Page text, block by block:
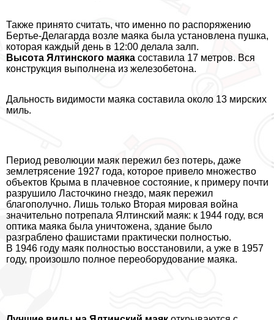
Также принято считать, что именно по распоряжению
Бертье-Делагарда возле маяка была установлена пушка,
которая каждый день в 12:00 делала залп.
Высота Ялтинского маяка составила 17 метров. Вся
конструкция выполнена из железобетона.
Дальность видимости маяка составила около 13 мирских
миль.
Период революции маяк пережил без потерь, даже
землетрясение 1927 года, которое привело множество
объектов Крыма в плачевное состояние, к примеру почти
разрушило Ласточкино гнездо, маяк пережил
благополучно. Лишь только Вторая мировая война
значительно потрепала Ялтинский маяк: к 1944 году, вся
оптика маяка была уничтожена, здание было
разграблено фашистами пpaктически полностью.
В 1946 году маяк полностью восстановили, а уже в 1957
году, произошло полное переоборудование маяка.